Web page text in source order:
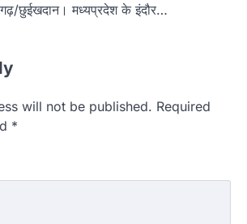
छुईखदान। मध्यप्रदेश के इंदौर…
will not be published. Required
*